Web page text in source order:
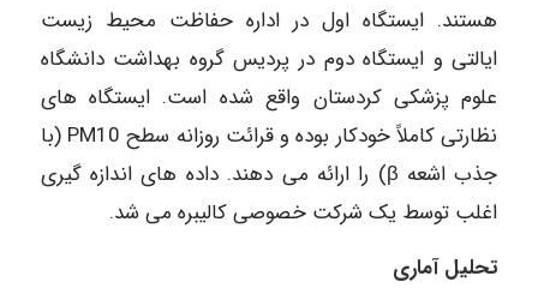
هستند. ایستگاه اول در اداره حفاظت محیط زیست
ایالتی و ایستگاه دوم در پردیس گروه بهداشت دانشگاه
علوم پزشکی کردستان واقع شده است. ایستگاه های
نظارتی کاملاً خودکار بوده و قرائت روزانه سطح PM10 (با
جذب اشعه β) را ارائه می دهند. داده های اندازه گیری
اغلب توسط یک شرکت خصوصی کالیبره می شد.
تحلیل آماری